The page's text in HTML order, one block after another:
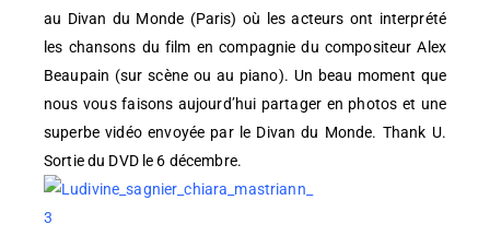
au Divan du Monde (Paris) où les acteurs ont interprété
les chansons du film en compagnie du compositeur Alex
Beaupain (sur scène ou au piano). Un beau moment que
nous vous faisons aujourd’hui partager en photos et une
superbe vidéo envoyée par le Divan du Monde. Thank U.
Sortie du DVD le 6 décembre.